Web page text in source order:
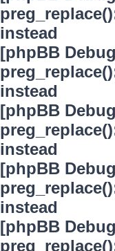
instead
[phpBB
instead
[phpBB
instead
[phpBB
instead
[phpBB